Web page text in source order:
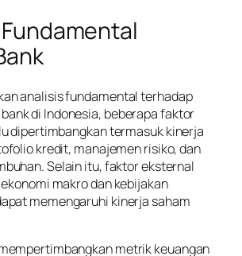
analisis fundamental terhadap
di Indonesia, beberapa faktor
dipertimbangkan termasuk kinerja
kredit, manajemen risiko, dan
Selain itu, faktor eksternal
makro dan kebijakan
memengaruhi kinerja saham
metrik keuangan